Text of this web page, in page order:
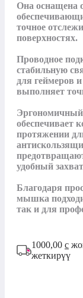
Она оснащена
точное
поверхностях.
Проводное
стабильную
для геймеров
выполняет
обеспечивает
протяжении
удобный
Благодаря
мышка
так и для
1000,00 с
жеткирүү